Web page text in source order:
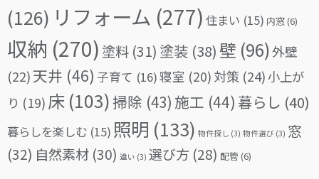
(126) リフォーム (277) 住まい (15) 内窓(6)
収納 (270) 塗料 (31) 塗装 (38) 壁 (96)外壁
(22)天井 (46) 子育て (16)寝室 (20) 対策 (24)小上が
り (19) 床 (103)掃除 (43) 施工 (44) 暮らし (40)
暮らしを楽しむ (15) 照明 (133) 物件探し (3) 物件選び (3) 窓
(32) 自然素材 (30) 違い (3) 選び方 (28) 配管(6)